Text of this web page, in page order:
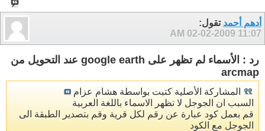
أدهم أحمد تقول:
02-02-2009 11:07 AM
رد : الأسماء لم تظهر على google earth عند التحويل من
arcmap
المشاركة الأصلية كتبت بواسطة هشام عزام
السبب ان الجوجل لا تظهر الاسماء باللغة العربية
قم بعمل كود عبارة عن رقم لكل قرية وقم بتصدير الطبقة الى
الجوجل مع الكود